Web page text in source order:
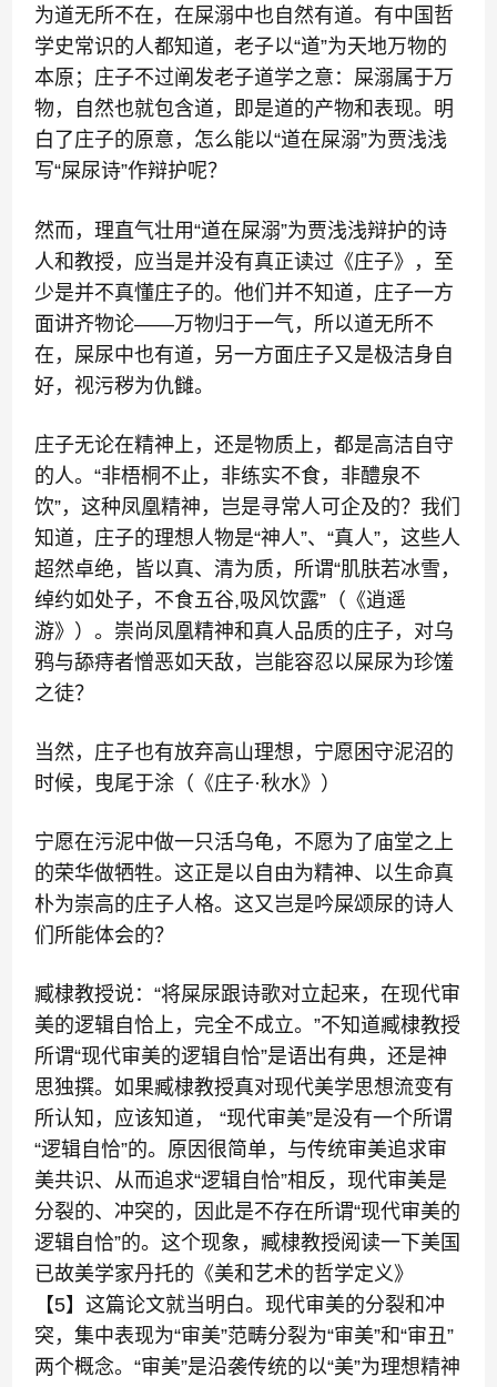
为道无所不在，在屎溺中也自然有道。有中国哲
学史常识的人都知道，老子以“道”为天地万物的
本原；庄子不过阐发老子道学之意：屎溺属于万
物，自然也就包含道，即是道的产物和表现。明
白了庄子的原意，怎么能以“道在屎溺”为贾浅浅
写“屎尿诗”作辩护呢？
然而，理直气壮用“道在屎溺”为贾浅浅辩护的诗
人和教授，应当是并没有真正读过《庄子》，至
少是并不真懂庄子的。他们并不知道，庄子一方
面讲齐物论——万物归于一气，所以道无所不
在，屎尿中也有道，另一方面庄子又是极洁身自
好，视污秽为仇雠。
庄子无论在精神上，还是物质上，都是高洁自守
的人。“非梧桐不止，非练实不食，非醴泉不
饮”，这种凤凰精神，岂是寻常人可企及的？我们
知道，庄子的理想人物是“神人”、“真人”，这些人
超然卓绝，皆以真、清为质，所谓“肌肤若冰雪，
绰约如处子，不食五谷,吸风饮露”（《逍遥
游》）。崇尚凤凰精神和真人品质的庄子，对乌
鸦与舔痔者憎恶如天敌，岂能容忍以屎尿为珍馐
之徒？
当然，庄子也有放弃高山理想，宁愿困守泥沼的
时候， 曳尾于涂（《庄子·秋水》）
宁愿在污泥中做一只活乌龟，不愿为了庙堂之上
的荣华做牺牲。这正是以自由为精神、以生命真
朴为崇高的庄子人格。这又岂是吟屎颂尿的诗人
们所能体会的？
臧棣教授说：“将屎尿跟诗歌对立起来，在现代审
美的逻辑自恰上，完全不成立。”不知道臧棣教授
所谓“现代审美的逻辑自恰”是语出有典，还是神
思独撰。如果臧棣教授真对现代美学思想流变有
所认知，应该知道， “现代审美”是没有一个所谓
“逻辑自恰”的。原因很简单，与传统审美追求审
美共识、从而追求“逻辑自恰”相反，现代审美是
分裂的、冲突的，因此是不存在所谓“现代审美的
逻辑自恰”的。这个现象，臧棣教授阅读一下美国
已故美学家丹托的《美和艺术的哲学定义》
【5】这篇论文就当明白。现代审美的分裂和冲
突，集中表现为“审美”范畴分裂为“审美”和“审丑”
两个概念。“审美”是沿袭传统的以“美”为理想精神